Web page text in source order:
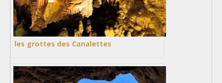
les grottes des Canalettes